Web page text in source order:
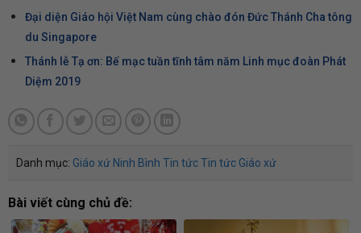
Đại diện Giáo hội Việt Nam cùng chào đón Đức Thánh Cha tông
du Singapore
Thánh lễ Tạ ơn: Bế mạc tuần tĩnh tâm năm Linh mục đoàn Phát
Diệm 2019
Danh mục: Giáo xứ Ninh Bình Tin tứcTin tức Giáo xứ
Bài viết cùng chủ đề: